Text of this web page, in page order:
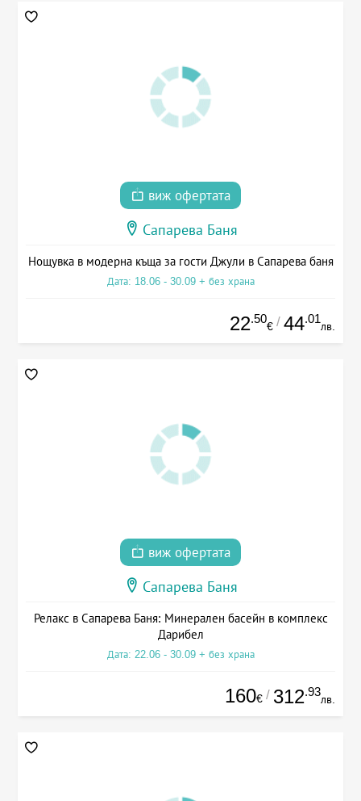
виж офертата
Сапарева Баня
Нощувка в модерна къща за гости Джули в Сапарева баня
Дата: 18.06 - 30.09 + без храна
22.50
€ / 44.01
лв.
виж офертата
Сапарева Баня
Релакс в Сапарева Баня: Минерален басейн в комплекс
Дарибел
Дата: 22.06 - 30.09 + без храна
160€ / 312.93
лв.